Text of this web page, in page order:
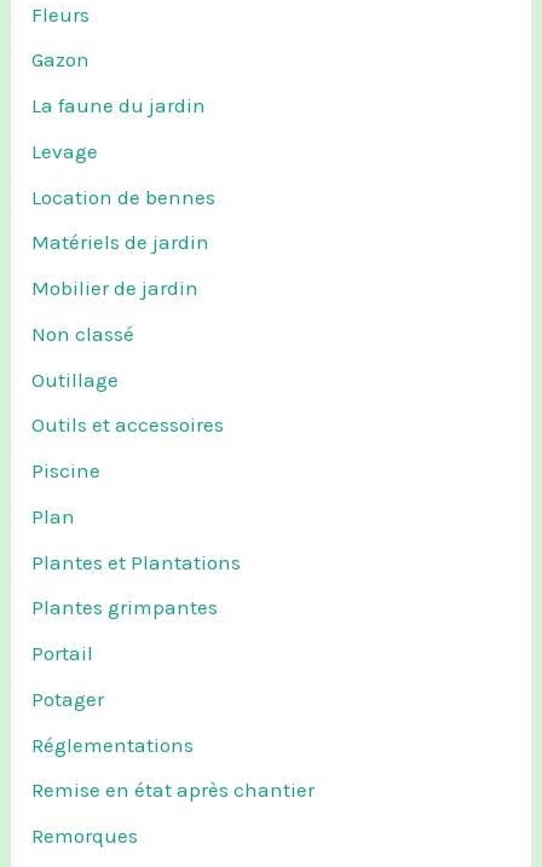
Fleurs
Gazon
La faune du jardin
Levage
Location de bennes
Matériels de jardin
Mobilier de jardin
Non classé
Outillage
Outils et accessoires
Piscine
Plan
Plantes et Plantations
Plantes grimpantes
Portail
Potager
Réglementations
Remise en état après chantier
Remorques